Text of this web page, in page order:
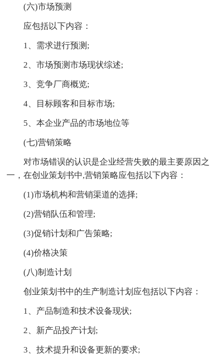
(六)市场预测
应包括以下内容：
1、需求进行预测;
2、市场预测市场现状综述;
3、竞争厂商概览;
4、目标顾客和目标市场;
5、本企业产品的市场地位等
(七)营销策略
对市场错误的认识是企业经营失败的最主要原因之
一，在创业策划书中,营销策略应包括以下内容：
(1)市场机构和营销渠道的选择;
(2)营销队伍和管理;
(3)促销计划和广告策略;
(4)价格决策
(八)制造计划
创业策划书中的生产制造计划应包括以下内容：
1、产品制造和技术设备现状;
2、新产品投产计划;
3、技术提升和设备更新的要求;